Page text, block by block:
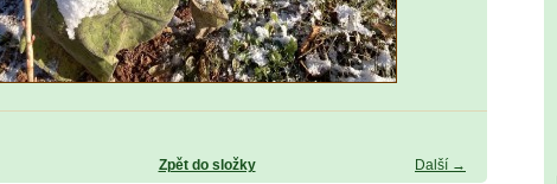
Další →
Zpět do složky